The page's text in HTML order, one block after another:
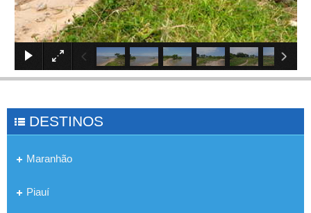
×
DESTINOS
Maranhão
Piauí